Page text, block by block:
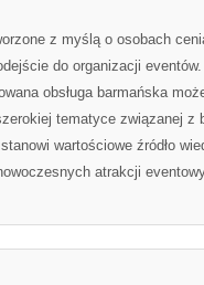
z myślą o osobach
do organizacji
obsługa barmańska
tematyce związanej z
wartościowe źródło
atrakcji